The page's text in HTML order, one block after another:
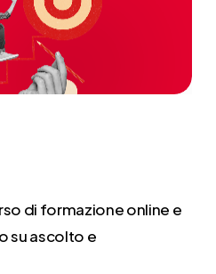
di formazione online e
su ascolto e